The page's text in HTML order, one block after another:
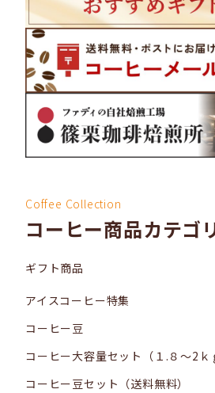
Coffee Collection
コーヒー商品カテゴ
ギフト商品
アイスコーヒー特集
コーヒー豆
コーヒー大容量セット（１.８～2ｋ
コーヒー豆セット（送料無料）